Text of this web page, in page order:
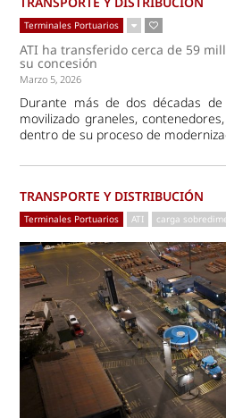
Terminales Portuarios
ATI ha transferido cerca de 59
su concesión
Marzo 5, 2026
Durante más de dos décadas
movilizado graneles,
dentro de su proceso de
TRANSPORTE Y DISTRIBUCIÓN
Terminales Portuarios ATI carga